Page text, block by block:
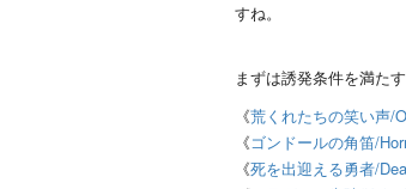
すね。
まずは誘発条件を満た
《荒くれたちの笑い声/
《ゴンドールの角笛/
《死を出迎える勇者/